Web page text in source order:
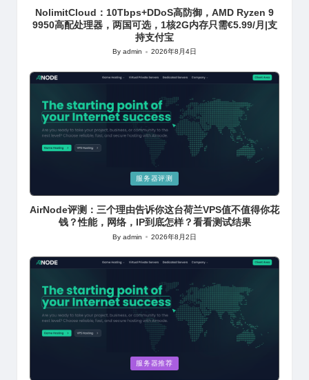
NolimitCloud：10Tbps+DDoS高防御，AMD Ryzen 9
9950高配处理器，两国可选，1核2G内存只需€5.99/月|支
持支付宝
Posted
Byadmin 2026年8月4日
服务器评测
AirNode评测：三个理由告诉你这台荷兰VPS值不值得你花
钱？性能，网络，IP到底怎样？看看测试结果
Posted
Byadmin 2026年8月2日
服务器推荐